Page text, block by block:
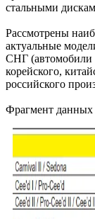
стальными
Рассмотрены
актуальные
СНГ (автомобили
корейского,
российского
Фрагмент данных